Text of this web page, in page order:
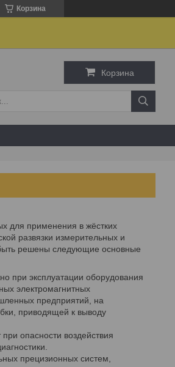
Корзина
Корзина
для применения в жёстких
развязки измерительных и
решены следующие основные
при эксплуатации оборудования
электромагнитных
предприятий, на
приводящей к выводу
опасности воздействия
прецизионных систем,